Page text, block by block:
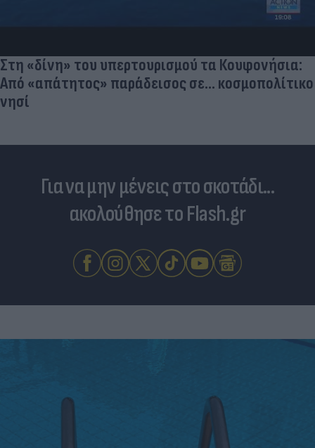
Στη «δίνη» του υπερτουρισμού τα Κουφονήσια:
Από «απάτητος» παράδεισος σε... κοσμοπολίτικο
νησί
Για να μην μένεις στο σκοτάδι...
ακολούθησε το Flash.gr